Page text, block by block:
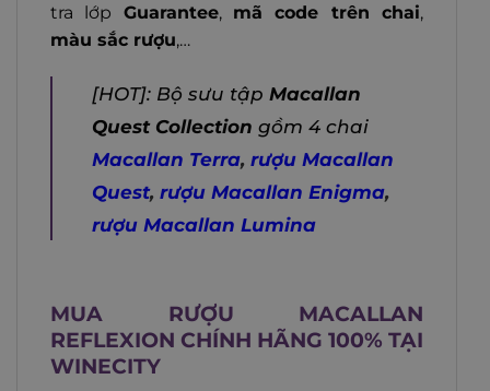
tra lớp Guarantee, mã code trên chai,
màu sắc rượu,…
[HOT]: Bộ sưu tập Macallan
Quest Collection gồm 4 chai
Macallan Terra, rượu Macallan
Quest, rượu Macallan Enigma,
rượu Macallan Lumina
MUA RƯỢU MACALLAN
REFLEXION CHÍNH HÃNG 100% TẠI
WINECITY